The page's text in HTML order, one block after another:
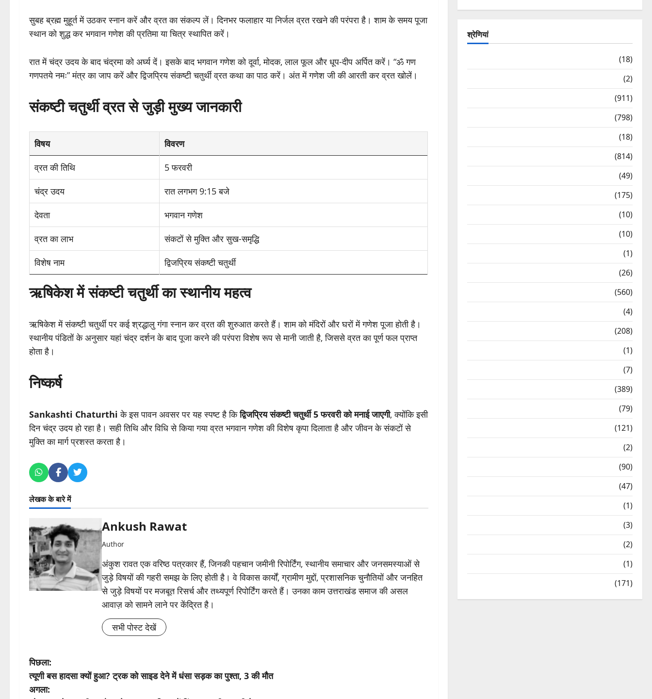
सुबह ब्रह्म मुहूर्त में उठकर स्नान करें और व्रत का संकल्प लें। दिनभर फलाहार या निर्जल व्रत रखने की परंपरा है। शाम के समय पूजा
स्थान को शुद्ध कर भगवान गणेश की प्रतिमा या चित्र स्थापित करें।
रात में चंद्र उदय के बाद चंद्रमा को अर्घ्य दें। इसके बाद भगवान गणेश को दूर्वा, मोदक, लाल फूल और धूप-दीप अर्पित करें। “ॐ गण
गणपतये नमः” मंत्र का जाप करें और द्विजप्रिय संकष्टी चतुर्थी व्रत कथा का पाठ करें। अंत में गणेश जी की आरती कर व्रत खोलें।
संकष्टी चतुर्थी व्रत से जुड़ी मुख्य जानकारी
विषय विवरण
व्रत की तिथि 5 फरवरी
चंद्र उदय रात लगभग 9:15 बजे
देवता भगवान गणेश
व्रत का लाभ संकटों से मुक्ति और सुख-समृद्धि
विशेष नाम द्विजप्रिय संकष्टी चतुर्थी
ऋषिकेश में संकष्टी चतुर्थी का स्थानीय महत्व
ऋषिकेश में संकष्टी चतुर्थी पर कई श्रद्धालु गंगा स्नान कर व्रत की शुरुआत करते हैं। शाम को मंदिरों और घरों में गणेश पूजा होती है।
स्थानीय पंडितों के अनुसार यहां चंद्र दर्शन के बाद पूजा करने की परंपरा विशेष रूप से मानी जाती है, जिससे व्रत का पूर्ण फल प्राप्त
होता है।
निष्कर्ष
Sankashti Chaturthi के इस पावन अवसर पर यह स्पष्ट है किद्विजप्रिय संकष्टी चतुर्थी 5 फरवरी को मनाई जाएगी, क्योंकि इसी
दिन चंद्र उदय हो रहा है। सही तिथि और विधि से किया गया व्रत भगवान गणेश की विशेष कृपा दिलाता है और जीवन के संकटों से
मुक्ति का मार्ग प्रशस्त करता है।
लेखक के बारे में
Ankush Rawat
Author
अंकुश रावत एक वरिष्ठ पत्रकार हैं, जिनकी पहचान जमीनी रिपोर्टिंग, स्थानीय समाचार और जनसमस्याओं से
जुड़े विषयों की गहरी समझ के लिए होती है। वे विकास कार्यों, ग्रामीण मुद्दों, प्रशासनिक चुनौतियों और जनहित
से जुड़े विषयों पर मजबूत रिसर्च और तथ्यपूर्ण रिपोर्टिंग करते हैं। उनका काम उत्तराखंड समाज की असल
आवाज़ को सामने लाने पर केंद्रित है।
सभी पोस्ट देखें
पो
स्ट
पिछला:
त्यूणी बस हादसा क्यों हुआ? ट्रक को साइड देने में धंसा सड़क का पुश्ता, 3 की मौत
अगला:
श्रेणियां
(18)
(2)
(911)
(798)
(18)
(814)
(49)
(175)
(10)
(10)
(1)
(26)
(560)
(4)
(208)
(1)
(7)
(389)
(79)
(121)
(2)
(90)
(47)
(1)
(3)
(2)
(1)
(171)